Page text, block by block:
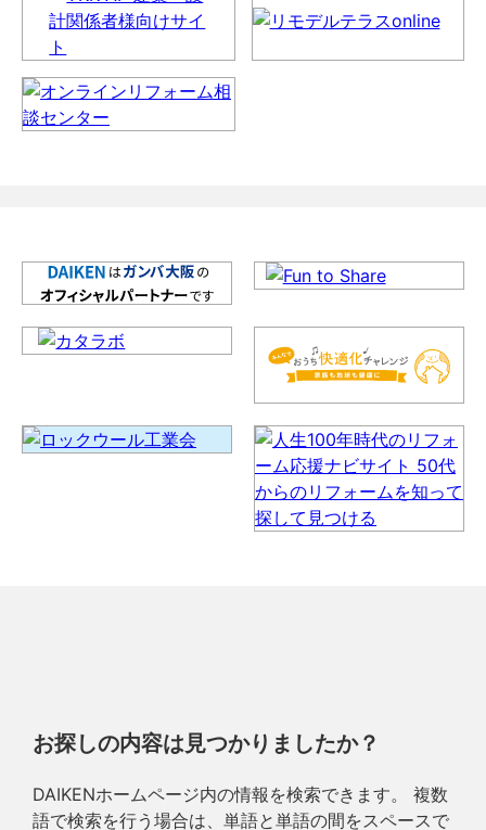
お探しの内容は見つかりましたか？
DAIKENホームページ内の情報を検索できます。 複数
語で検索を行う場合は、単語と単語の間をスペースで